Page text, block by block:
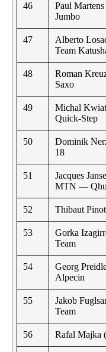
46
Paul
Jumbo
47
Alberto
Team
48
Roman
Saxo
49
Michal
Quick-Step
50
Dominik
18
51
Jacques
MTN —
52 Thibaut
53
Gorka
Team
54
Georg
Alpecin
55
Jakob
Team
56 Rafal Majka